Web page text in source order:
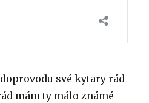
své kytary rád
mám ty málo známé